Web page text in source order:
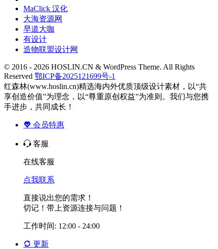
MaClick 汉化
大海资源网
早道大咖
有设计
造物联盟设计网
© 2016 - 2026 HOSLIN.CN & WordPress Theme. All Rights
Reserved 鄂ICP备2025121699号-1
红森林(www.hoslin.cn)精选海内外优质顶级设计素材，以“共
享创造价值”为理念，以“尊重原创权益”为准则。我们与您携
手进步，共同成长！
会员特惠
客服
在线客服
点我联系
直接说出您的需求！
切记！带上资源连接与问题！
工作时间: 12:00 - 24:00
更新